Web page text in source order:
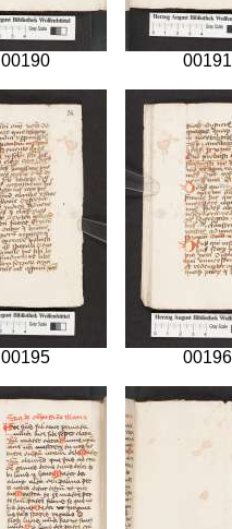
00190 00191
00195 00196